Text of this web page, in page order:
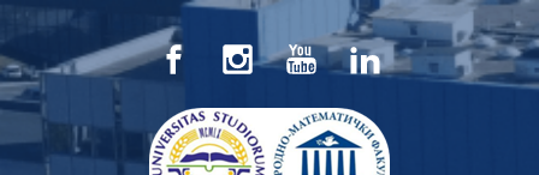
Скип то маин цонтент